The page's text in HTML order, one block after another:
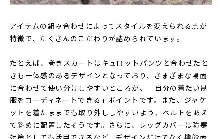
アイテムの組み合わせによってスタイルを変えられる点が
特徴で、たくさんのこだわりが詰められています。
たとえば、巻きスカートはキュロットパンツと合わせたと
きも一体感のあるデザインとなっており、さまざまな場面
に合わせて使い分けしやすいところが、「自分の着たい制
服をコーディネートできる」ポイントです。また、ジャケ
ットを着たままでも取り外ししやすいよう、ベルトをあえ
て斜めに配置したそうです。さらに、レッグカバーは防寒
対策としても活用できるなど、デザインだけでなく機能面